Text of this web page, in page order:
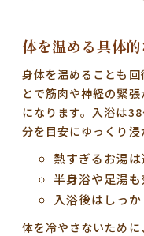
体を温める具体
身体を温めることも
とで筋肉や神経の緊
になります。入浴は
分を目安にゆっくり浸
熱すぎるお湯
半身浴や足湯
入浴後はしっ
体を冷やさないため